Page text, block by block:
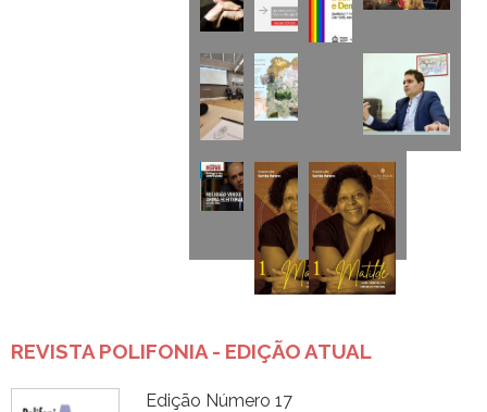
REVISTA POLIFONIA - EDIÇÃO ATUAL
Edição Número 17